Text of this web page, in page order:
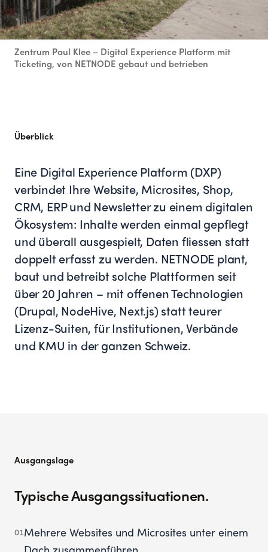
Zentrum Paul Klee – Digital Experience Platform mit
Ticketing, von NETNODE gebaut und betrieben
Überblick
Eine Digital Experience Platform (DXP)
verbindet Ihre Website, Microsites, Shop,
CRM, ERP und Newsletter zu einem digitalen
Ökosystem: Inhalte werden einmal gepflegt
und überall ausgespielt, Daten fliessen statt
doppelt erfasst zu werden. NETNODE plant,
baut und betreibt solche Plattformen seit
über 20 Jahren – mit offenen Technologien
(Drupal, NodeHive, Next.js) statt teurer
Lizenz-Suiten, für Institutionen, Verbände
und KMU in der ganzen Schweiz.
Ausgangslage
Typische Ausgangssituationen.
01Mehrere Websites und Microsites unter einem